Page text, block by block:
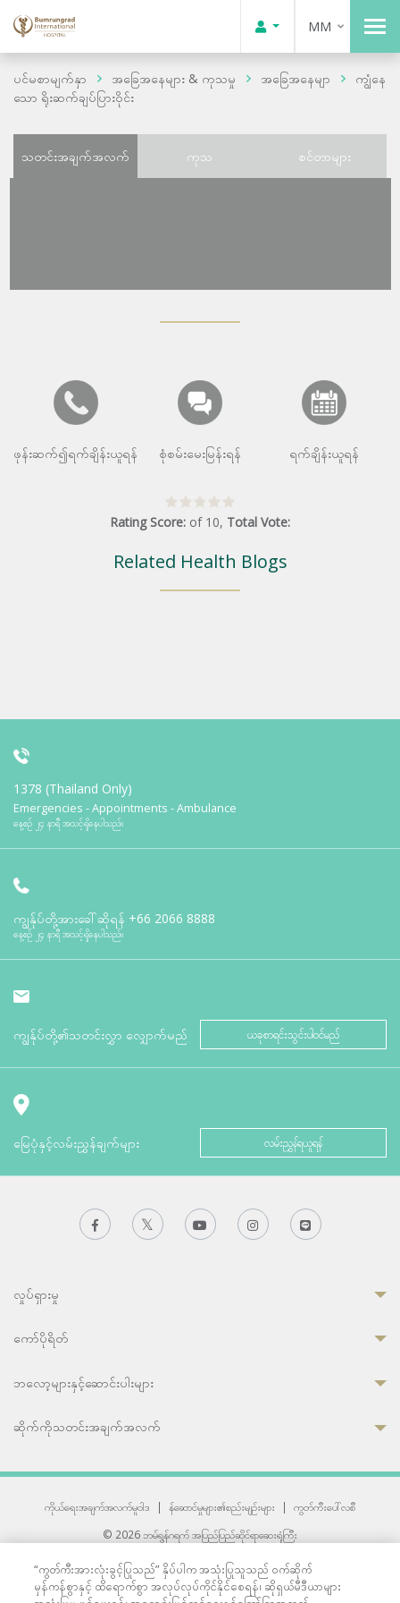
MM
ပင်မစာမျက်နှာ အခြေအနေများ & ကုသမှု အခြေအနေမျာ
ကျွံနေ
သော ရိုးဆက်ချပ်ပြားဝိုင်း
သတင်းအချက်အလက် ကုသ စင်တာများ
ဖုန်းဆက်၍ရက်ချိန်းယူရန် စုံစမ်းမေးမြန်းရန် ရက်ချိန်းယူရန်
Rating Score: of 10, Total Vote:
Related Health Blogs
1378 (Thailand Only)
Emergencies - Appointments - Ambulance
နေ့စဉ် ၂၄ နာရီ အသင့်ရှိနေပါသည်။
ကျွန်ုပ်တို့အားခေါ်ဆိုရန် +66 2066 8888
နေ့စဉ် ၂၄ နာရီ အသင့်ရှိနေပါသည်။
ကျွန်ုပ်တို့၏သတင်းလွှာ လျှောက်မည် ယခုစာရင်းသွင်းပါဝင်မည်
မြေပုံနှင့်လမ်းညွှန်ချက်များ လမ်းညွှန်ရယူရန်
လှုပ်ရှားမှု
ကော်ပိုရိတ်
ဘလော့များနှင့်ဆောင်းပါးများ
ဆိုက်ကိုသတင်းအချက်အလက်
ကိုယ်ရေးအချက်အလက်မူဝါဒ | န်ဆောင်မှုများ၏စည်းမျဉ်းများ |
ကွတ်ကီးပေါ်လစီ
© 2026 ဘမ်ရွန်ဂရက် အပြည်ပြည်ဆိုင်ရာဆေးရုံကြီး
33 Sukhumvit 3, Wattana, Bangkok 10110 Thailand.
All rights reserved.
“ကွတ်ကီးအားလုံးခွင့်ပြုသည်” နှိပ်ပါက အသုံးပြုသူသည် ဝက်ဆိုက်
မှန်ကန်စွာနှင့် ထိရောက်စွာ အလုပ်လုပ်ကိုင်နိုင်စေရန်၊ ဆိုရှယ်မီဒီယာများ